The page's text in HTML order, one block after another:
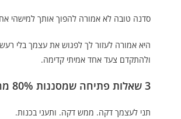
סדנה טובה לא אמורה להפוך אותך למישהי
היא אמורה לעזור לך לפגוש את עצמך בלי
ולהתקדם צעד אחד אמיתי קדימה.
3 שאלות פתיחה שמסננות 80% מהבלגן
תני לעצמך דקה. ממש דקה. ותעני בכנות.